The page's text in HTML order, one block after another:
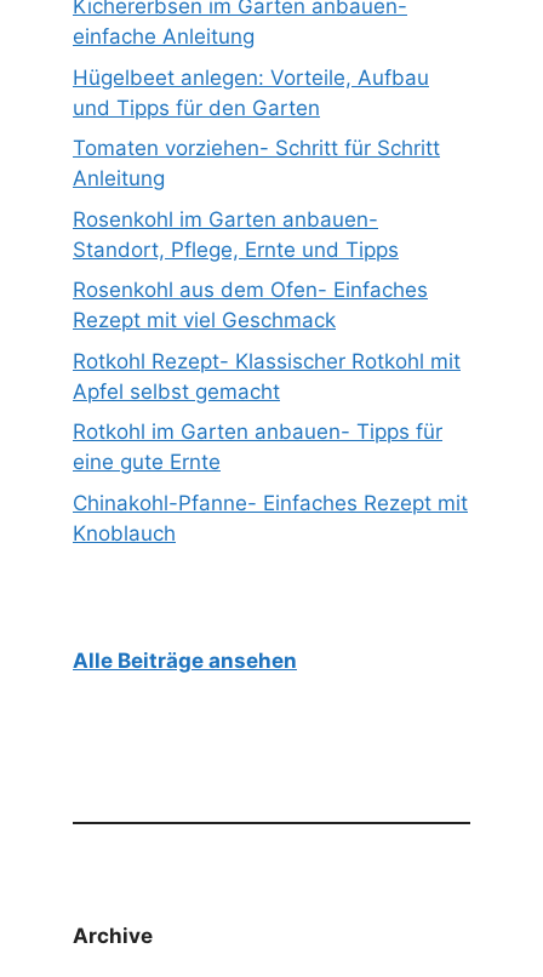
Kichererbsen im Garten anbauen-
einfache Anleitung
Hügelbeet anlegen: Vorteile, Aufbau
und Tipps für den Garten
Tomaten vorziehen- Schritt für Schritt
Anleitung
Rosenkohl im Garten anbauen-
Standort, Pflege, Ernte und Tipps
Rosenkohl aus dem Ofen- Einfaches
Rezept mit viel Geschmack
Rotkohl Rezept- Klassischer Rotkohl mit
Apfel selbst gemacht
Rotkohl im Garten anbauen- Tipps für
eine gute Ernte
Chinakohl-Pfanne- Einfaches Rezept mit
Knoblauch
Alle Beiträge ansehen
Archive